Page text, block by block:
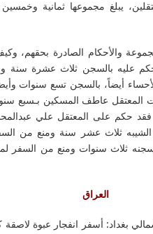
يبلغ مجموعها ثمانية
والأحكام الصادرة بحقهم،
عليه بالسجن ثلاث عشرة سنة
أيضاً، بالسجن تسع سنوات
المعتقل عاطف المسكين بـسبع
فقد حكم على المعتقل علي
ثلاث عشر سنة ومنع من
ثلاث سنوات ومنع من السفر
العراق
بغداد: أسفر انفجار عبوة